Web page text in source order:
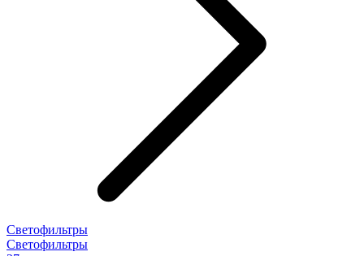
Светофильтры
Светофильтры